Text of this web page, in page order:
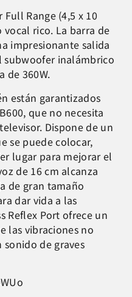
Range (4,5 x 10
rico. La barra de
impresionante salida
subwoofer inalámbrico
de 360W.
están garantizados
que no necesita
Dispone de un
se puede colocar,
lugar para mejorar el
de 16 cm alcanza
de gran tamaño
dar vida a las
Reflex Port ofrece un
las vibraciones no
sonido de graves